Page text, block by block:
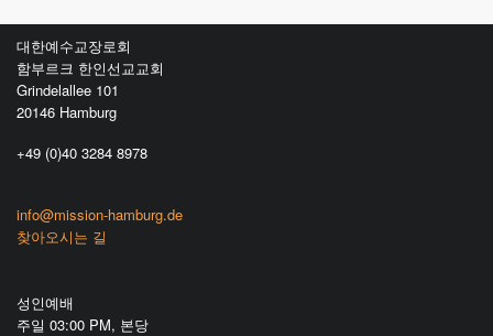
대한예수교장로회
함부르크 한인선교교회
Grindelallee 101
20146 Hamburg
+49 (0)40 3284 8978
info@mission-hamburg.de
찾아오시는 길
성인예배
주일 03:00 PM, 본당